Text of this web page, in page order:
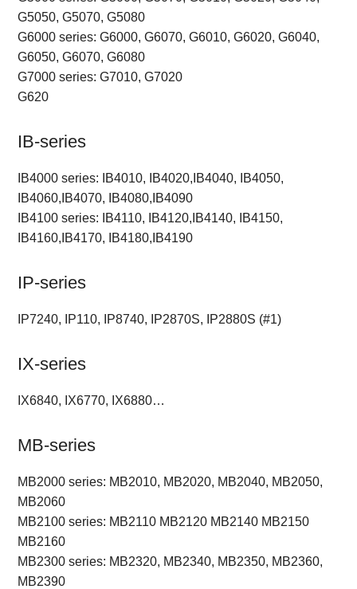
G5050, G5070, G5080
G6000 series: G6000, G6070, G6010, G6020, G6040,
G6050, G6070, G6080
G7000 series: G7010, G7020
G620
IB-series
IB4000 series: IB4010, IB4020,IB4040, IB4050,
IB4060,IB4070, IB4080,IB4090
IB4100 series: IB4110, IB4120,IB4140, IB4150,
IB4160,IB4170, IB4180,IB4190
IP-series
IP7240, IP110, IP8740, IP2870S, IP2880S (#1)
IX-series
IX6840, IX6770, IX6880…
MB-series
MB2000 series: MB2010, MB2020, MB2040, MB2050,
MB2060
MB2100 series: MB2110 MB2120 MB2140 MB2150
MB2160
MB2300 series: MB2320, MB2340, MB2350, MB2360,
MB2390